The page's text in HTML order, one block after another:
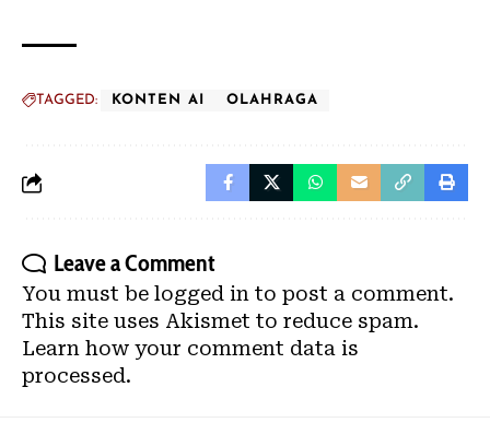
TAGGED: KONTEN AI OLAHRAGA
Leave a Comment
You must be logged in to post a comment.
This site uses Akismet to reduce spam.
Learn how your comment data is
processed.